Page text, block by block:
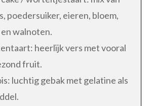
poedersuiker, eieren, bloem,
walnoten.
heerlijk vers met vooral
fruit.
luchtig gebak met gelatine als